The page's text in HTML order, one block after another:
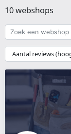
10 webshops
Zoek
een
webshop
{{
__('Sort')
}}